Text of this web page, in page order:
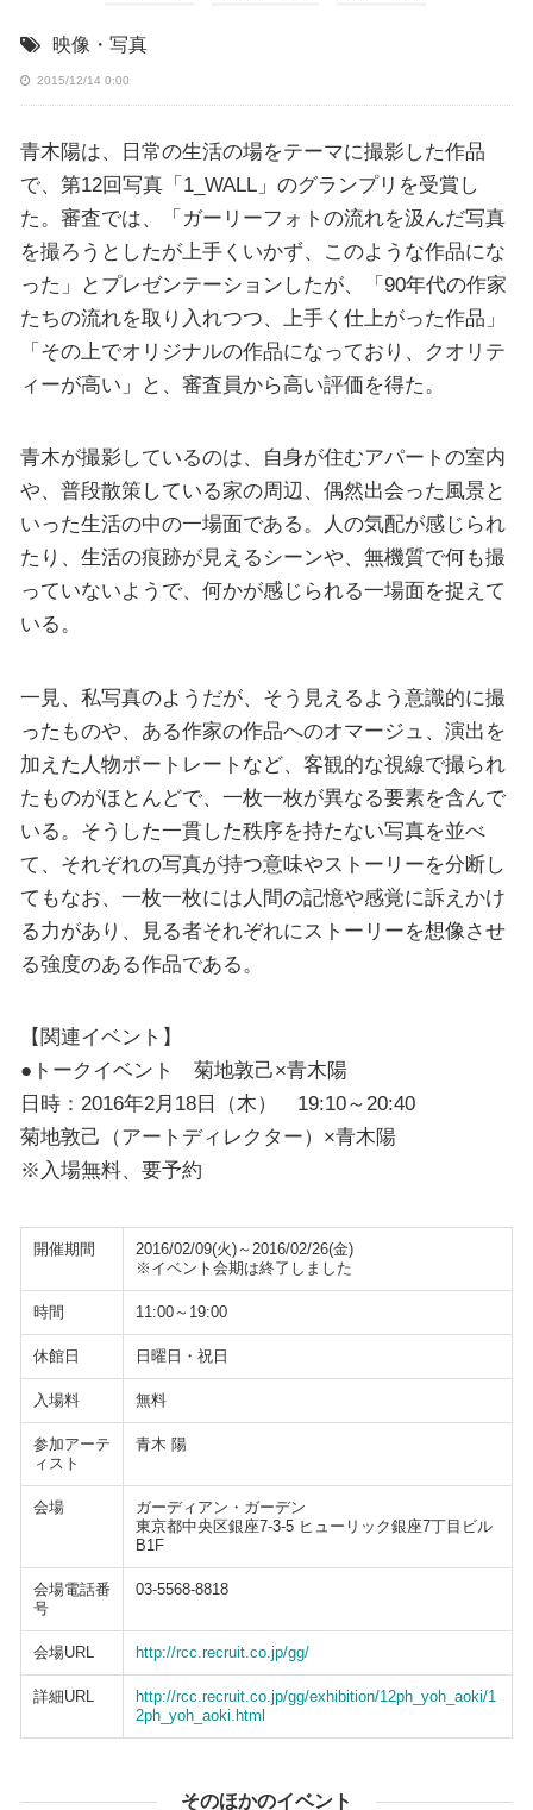
映像・写真
2015/12/14 0:00
青木陽は、日常の生活の場をテーマに撮影した作品
で、第12回写真「1_WALL」のグランプリを受賞し
た。審査では、「ガーリーフォトの流れを汲んだ写真
を撮ろうとしたが上手くいかず、このような作品にな
った」とプレゼンテーションしたが、「90年代の作家
たちの流れを取り入れつつ、上手く仕上がった作品」
「その上でオリジナルの作品になっており、クオリテ
ィーが高い」と、審査員から高い評価を得た。
青木が撮影しているのは、自身が住むアパートの室内
や、普段散策している家の周辺、偶然出会った風景と
いった生活の中の一場面である。人の気配が感じられ
たり、生活の痕跡が見えるシーンや、無機質で何も撮
っていないようで、何かが感じられる一場面を捉えて
いる。
一見、私写真のようだが、そう見えるよう意識的に撮
ったものや、ある作家の作品へのオマージュ、演出を
加えた人物ポートレートなど、客観的な視線で撮られ
たものがほとんどで、一枚一枚が異なる要素を含んで
いる。そうした一貫した秩序を持たない写真を並べ
て、それぞれの写真が持つ意味やストーリーを分断し
てもなお、一枚一枚には人間の記憶や感覚に訴えかけ
る力があり、見る者それぞれにストーリーを想像させ
る強度のある作品である。
【関連イベント】
●トークイベント 菊地敦己×青木陽
日時：2016年2月18日（木） 19:10～20:40
菊地敦己（アートディレクター）×青木陽
※入場無料、要予約
開催期間
2016/02/09(火)～2016/02/26(金)
※イベント会期は終了しました
時間 11:00～19:00
休館日 日曜日・祝日
入場料 無料
参加アーテ
ィスト
青木 陽
会場
ガーディアン・ガーデン
東京都中央区銀座7-3-5 ヒューリック銀座7丁目ビル
B1F
会場電話番
号
03-5568-8818
会場URL http://rcc.recruit.co.jp/gg/
詳細URL
http://rcc.recruit.co.jp/gg/exhibition/12ph_yoh_aoki/1
2ph_yoh_aoki.html
そのほかのイベント